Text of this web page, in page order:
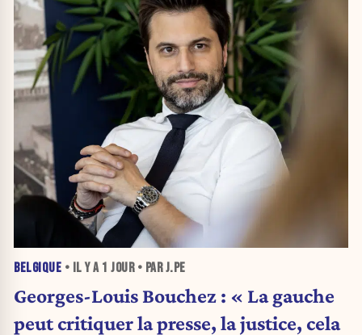
BELGIQUE • IL Y A 1 JOUR• PAR J.PE
Georges-Louis Bouchez : « La gauche
peut critiquer la presse, la justice, cela